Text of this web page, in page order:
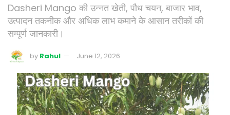
Dasheri Mango की उन्नत खेती, पौध चयन, बाजार भाव,
उत्पादन तकनीक और अधिक लाभ कमाने के आसान तरीकों की
सम्पूर्ण जानकारी।
by Rahul June 12, 2026